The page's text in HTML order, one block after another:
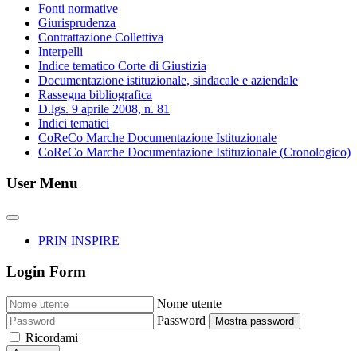
Fonti normative
Giurisprudenza
Contrattazione Collettiva
Interpelli
Indice tematico Corte di Giustizia
Documentazione istituzionale, sindacale e aziendale
Rassegna bibliografica
D.lgs. 9 aprile 2008, n. 81
Indici tematici
CoReCo Marche Documentazione Istituzionale
CoReCo Marche Documentazione Istituzionale (Cronologico)
User Menu
PRIN INSPIRE
Login Form
Nome utente
Password
Mostra password
Ricordami